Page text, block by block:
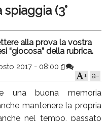
(3°
alla prova la vostra
“giocosa” della rubrica.
2017 - 08:00
a-
+
una buona memoria
mantenere la propria
nel tempo, passato